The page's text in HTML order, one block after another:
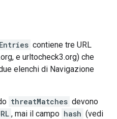
contiene tre URL
e urltocheck3.org) che
elenchi di Navigazione
threatMatches devono
, mai il campo hash (vedi